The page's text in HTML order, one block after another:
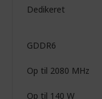
Dedikeret
GDDR6
Op til 2080 MHz
Op til 140 W